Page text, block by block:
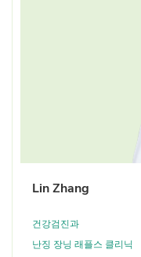
Lin Zhang
건강검진과
난징 장닝 래플스 클리닉